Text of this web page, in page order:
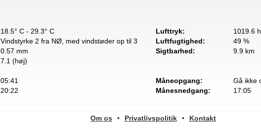
18.5° C - 29.3° C
Vindstyrke 2 fra NØ, med vindstøder op til 3
0.57 mm
7.1 (høj)
Lufttryk:
1019.6
Luftfugtighed:
49 %
Sigtbarhed:
9.9 km
05:41
20:22
Måneopgang:
Gå ikke
Månesnedgang:
17:05
Om os • Privatlivspolitik •
Kontakt